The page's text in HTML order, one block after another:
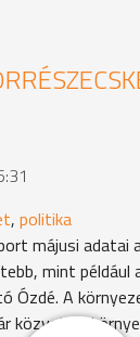
, politika
májusi adatai
mint például
Ózdé. A
közvetlen